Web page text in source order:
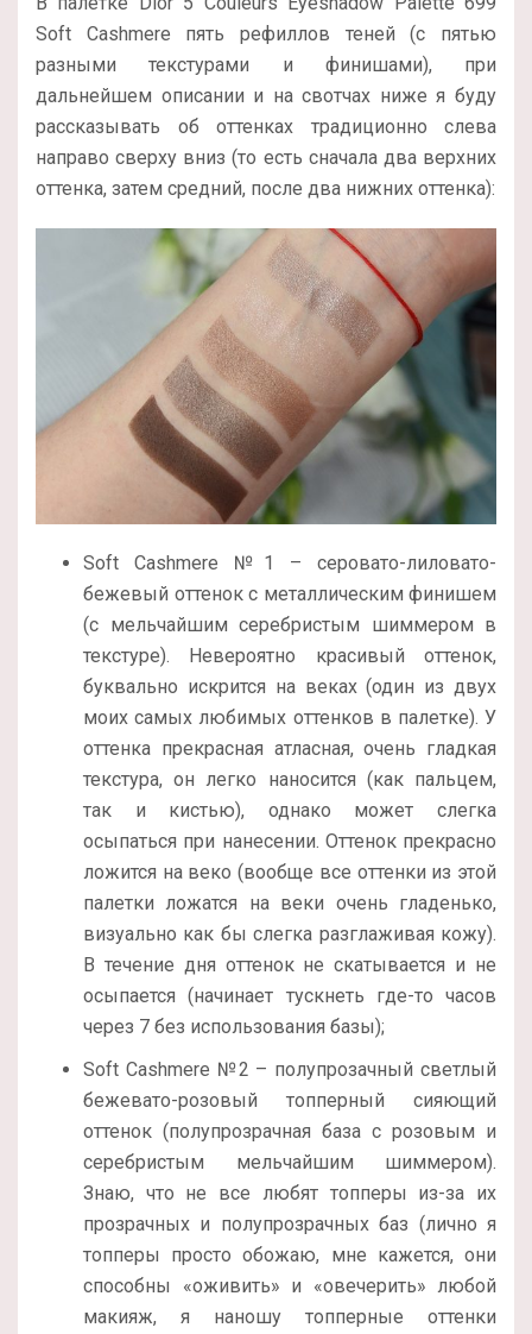
Soft Cashmere пять рефиллов теней (с пятью
разными текстурами и финишами), при
дальнейшем описании и на свотчах ниже я буду
рассказывать об оттенках традиционно слева
направо сверху вниз (то есть сначала два верхних
оттенка, затем средний, после два нижних оттенка):
Soft Cashmere №1 – серовато-лиловато-
бежевый оттенок с металлическим финишем
(с мельчайшим серебристым шиммером в
текстуре). Невероятно красивый оттенок,
буквально искрится на веках (один из двух
моих самых любимых оттенков в палетке). У
оттенка прекрасная атласная, очень гладкая
текстура, он легко наносится (как пальцем,
так и кистью), однако может слегка
осыпаться при нанесении. Оттенок прекрасно
ложится на веко (вообще все оттенки из этой
палетки ложатся на веки очень гладенько,
визуально как бы слегка разглаживая кожу).
В течение дня оттенок не скатывается и не
осыпается (начинает тускнеть где-то часов
через 7 без использования базы);
Soft Cashmere №2 – полупрозачный светлый
бежевато-розовый топперный сияющий
оттенок (полупрозрачная база с розовым и
серебристым мельчайшим шиммером).
Знаю, что не все любят топперы из-за их
прозрачных и полупрозрачных баз (лично я
топперы просто обожаю, мне кажется, они
способны «оживить» и «овечерить» любой
макияж, я наношу топперные оттенки